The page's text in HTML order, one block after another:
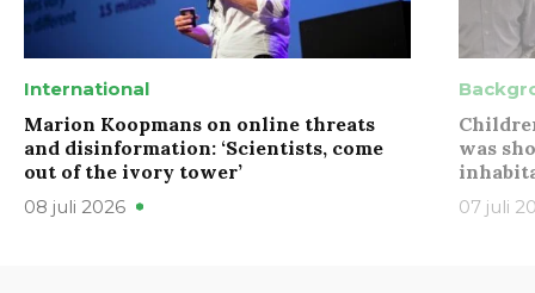
International
Marion Koopmans on online threats
and disinformation: ‘Scientists, come
out of the ivory tower’
08 juli 2026
was
07 juli